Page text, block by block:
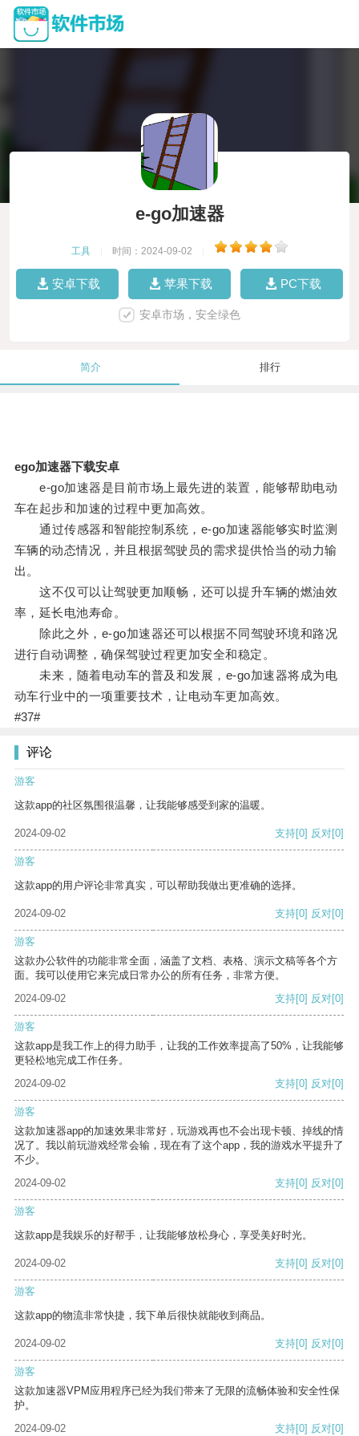
e-go加速器
工具 时间：2024-09-02
安卓下载 苹果下载 PC下载
安卓市场，安全绿色
简介 排行
ego加速器下载安卓
e-go加速器是目前市场上最先进的装置，能够帮助电动
车在起步和加速的过程中更加高效。
通过传感器和智能控制系统，e-go加速器能够实时监测
车辆的动态情况，并且根据驾驶员的需求提供恰当的动力输
出。
这不仅可以让驾驶更加顺畅，还可以提升车辆的燃油效
率，延长电池寿命。
除此之外，e-go加速器还可以根据不同驾驶环境和路况
进行自动调整，确保驾驶过程更加安全和稳定。
未来，随着电动车的普及和发展，e-go加速器将成为电
动车行业中的一项重要技术，让电动车更加高效。
#37#
评论
游客
这款app的社区氛围很温馨，让我能够感受到家的温暖。
2024-09-02 支持[0] 反对[0]
游客
这款app的用户评论非常真实，可以帮助我做出更准确的选择。
2024-09-02 支持[0] 反对[0]
游客
这款办公软件的功能非常全面，涵盖了文档、表格、演示文稿等各个方
面。我可以使用它来完成日常办公的所有任务，非常方便。
2024-09-02
支持[0] 反对[0]
游客
这款app是我工作上的得力助手，让我的工作效率提高了50%，让我能够
更轻松地完成工作任务。
2024-09-02
支持[0] 反对[0]
游客
这款加速器app的加速效果非常好，玩游戏再也不会出现卡顿、掉线的情
况了。我以前玩游戏经常会输，现在有了这个app，我的游戏水平提升了
不少。
2024-09-02
支持[0] 反对[0]
游客
这款app是我娱乐的好帮手，让我能够放松身心，享受美好时光。
2024-09-02 支持[0] 反对[0]
游客
这款app的物流非常快捷，我下单后很快就能收到商品。
2024-09-02 支持[0] 反对[0]
游客
这款加速器VPM应用程序已经为我们带来了无限的流畅体验和安全性保
护。
2024-09-02
支持[0] 反对[0]